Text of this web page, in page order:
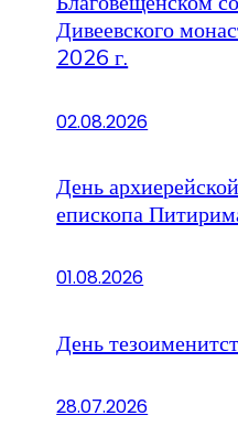
Дивеевского
2026 г.
02.08.2026
День
епископа
01.08.2026
День
28.07.2026